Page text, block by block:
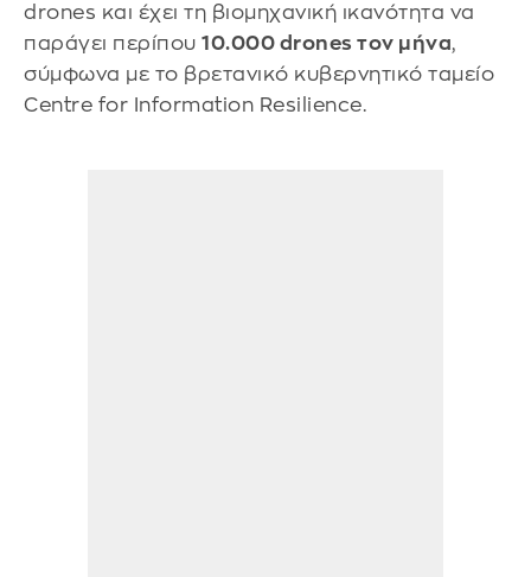
drones και έχει τη βιομηχανική ικανότητα να
παράγει περίπου 10.000 drones τον μήνα,
σύμφωνα με το βρετανικό κυβερνητικό ταμείο
Centre for Information Resilience.